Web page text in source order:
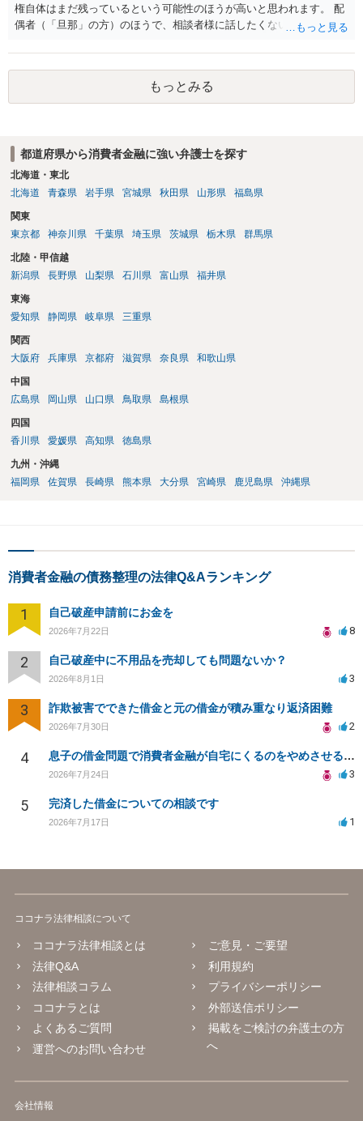
権自体はまだ残っているという可能性のほうが高いと思われます。 配
偶者（「旦那」の方）のほうで、相談者様に話したくない事情等もあ
援用という方法も取れる可能性があるため、御主人に法律事務所に相
談にいくように説得されてはどうでしょうか。相談者様が一緒だと話
せない事情もあるかもしれないのでおひとりで行ってもらうほうがい
いかもしれません。 配偶者の債務がある状態で配偶者が亡くなると債
て相談にいくようにお話してみてはどうでしょうか。
もっとみる
都道府県から消費者金融に強い弁護士を探す
北海道・東北
北海道
青森県 岩手県 宮城県 秋田県 山形県 福島県
関東
東京都
神奈川県 千葉県 埼玉県 茨城県 栃木県 群馬県
北陸・甲信越
新潟県
長野県 山梨県 石川県 富山県 福井県
東海
愛知県
静岡県 岐阜県 三重県
関西
大阪府
兵庫県 京都府 滋賀県 奈良県 和歌山県
中国
広島県
岡山県 山口県 鳥取県 島根県
四国
香川県
愛媛県 高知県 徳島県
九州・沖縄
福岡県
佐賀県 長崎県 熊本県 大分県 宮崎県 鹿児島県 沖縄県
消費者金融の債務整理の法律Q&Aランキング
1 自己破産申請前にお金を
2026年7月22日 8
2 自己破産中に不用品を売却しても問題ないか？
2026年8月1日 3
3 詐欺被害でできた借金と元の借金が積み重なり返済困難
2026年7月30日 2
4 息子の借金問題で消費者金融が自宅にくるのをやめさせる方法はないですか？
2026年7月24日 3
5 完済した借金についての相談です
2026年7月17日 1
ココナラ法律相談について
ココナラ法律相談とは
法律Q&A
法律相談コラム
ココナラとは
よくあるご質問
運営へのお問い合わせ
ご意見・ご要望
利用規約
プライバシーポリシー
外部送信ポリシー
掲載をご検討の弁護士の方
へ
会社情報